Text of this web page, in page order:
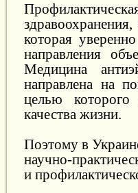
которая
направления
Медицина
направлена на
целью которого
качества жизни.
Поэтому в
научно-
и